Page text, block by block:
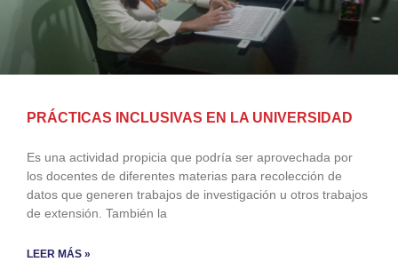
PRÁCTICAS INCLUSIVAS EN LA UNIVERSIDAD
Es una actividad propicia que podría ser aprovechada por
los docentes de diferentes materias para recolección de
datos que generen trabajos de investigación u otros trabajos
de extensión. También la
LEER MÁS »